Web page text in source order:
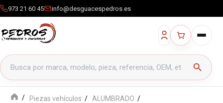
973 21 60 45 info@desguacespedros.es
Buscar productos
search
Piezas vehículos
ALUMBRADO